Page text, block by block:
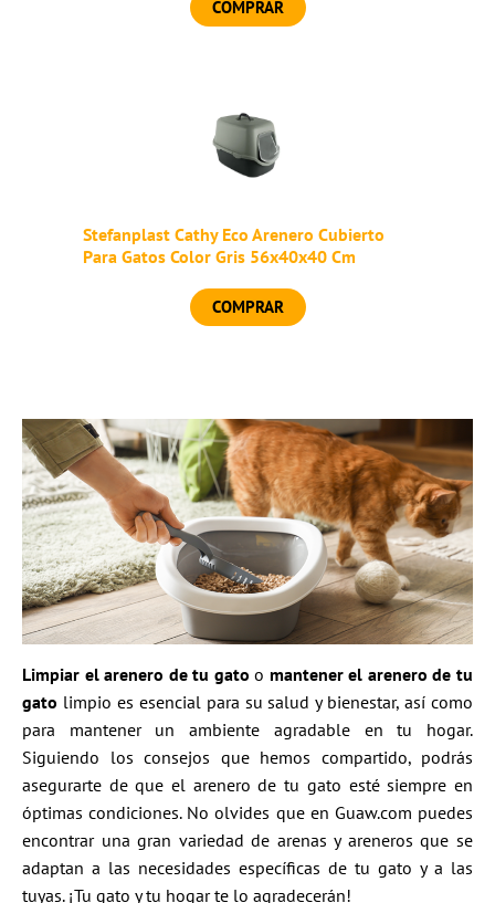
COMPRAR
Stefanplast Cathy Eco Arenero Cubierto
Para Gatos Color Gris 56x40x40 Cm
COMPRAR
Limpiar el arenero de tu gato o mantener el arenero de tu
gato limpio es esencial para su salud y bienestar, así como
para mantener un ambiente agradable en tu hogar.
Siguiendo los consejos que hemos compartido, podrás
asegurarte de que el arenero de tu gato esté siempre en
óptimas condiciones. No olvides que en Guaw.com puedes
encontrar una gran variedad de arenas y areneros que se
adaptan a las necesidades específicas de tu gato y a las
tuyas. ¡Tu gato y tu hogar te lo agradecerán!